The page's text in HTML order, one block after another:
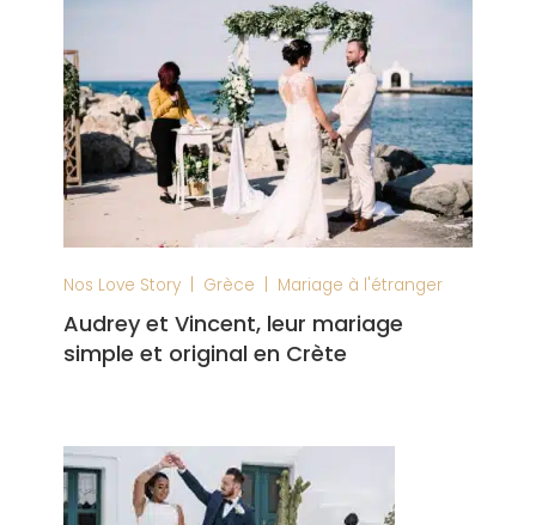
Nos Love Story | Grèce | Mariage à l'étranger
Audrey et Vincent, leur mariage
simple et original en Crète